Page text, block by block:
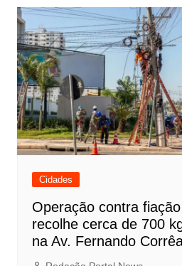
Cidades
Operação contra
recolhe cerca de 700
na Av. Fernando